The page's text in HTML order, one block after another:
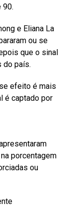
90.
e Eliana La
ou se
que o sinal
do país.
efeito é mais
é captado por
porcentagem
ou